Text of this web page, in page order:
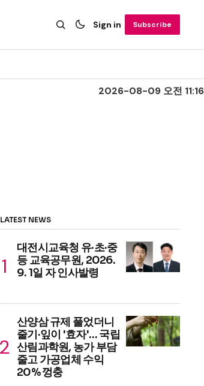
Sign in Subscribe
2026-08-09 오전 11:16
LATEST NEWS
대전시교육청 유·초·중
등 교육공무원, 2026.
9. 1일 자 인사발령
산양삼 규제 풀었더니
줄기·잎이 '효자'… 국립
산림과학원, 농가 부담
줄고 가공업체 수익
20% 껑충